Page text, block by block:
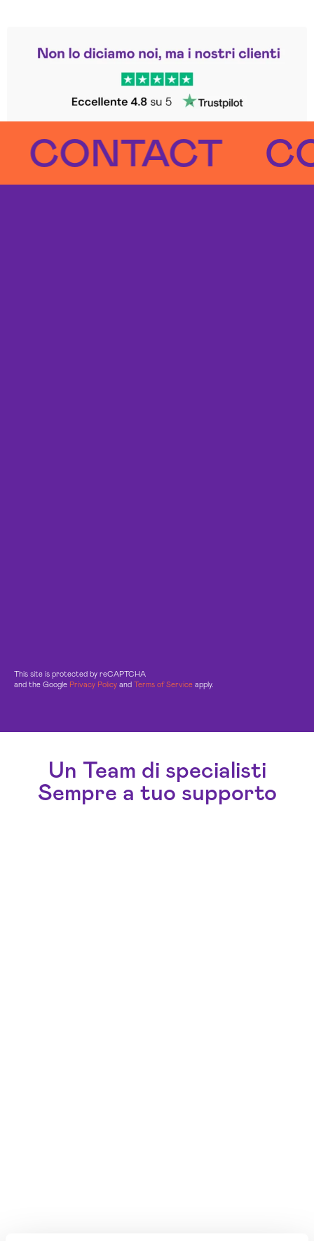
Trustpilot
This site is protected by reCAPTCHA
and the Google Privacy Policy and Terms of Service apply.
Un Team di specialisti
Sempre a tuo supporto